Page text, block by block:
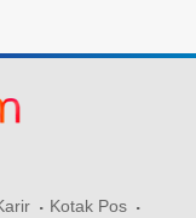
Kotak Pos